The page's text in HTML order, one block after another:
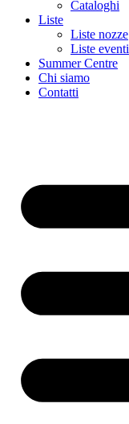
Cataloghi
Liste
Liste nozze
Liste eventi
Summer Centre
Chi siamo
Contatti